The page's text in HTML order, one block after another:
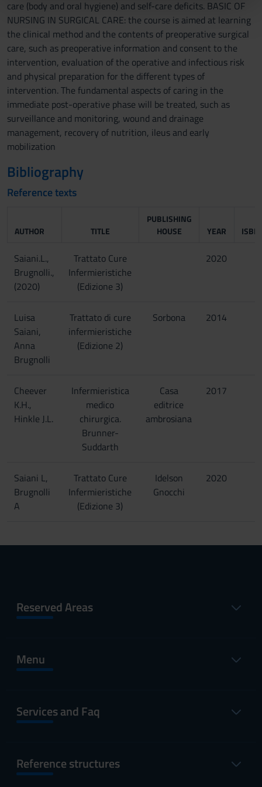
pubblicità e social media, i quali potrebbero combinarle
raccolto dal tuo utilizzo dei loro servizi.
care (body and oral hygiene) and self-care deficits. BASIC OF
NURSING IN SURGICAL CARE: the course is aimed at learning
the clinical method and the contents of preoperative surgical
care, such as preoperative information and consent to the
intervention, evaluation of the operative and infectious risk
and physical preparation for the different types of
intervention. The fundamental aspects of caring in the
immediate post-operative phase will be treated, such as
surveillance and monitoring, wound and drainage
management, recovery of nutrition, ileus and early
mobilization
Bibliography
Reference texts
AUTHOR TITLE
PUBLISHING
HOUSE
YEAR ISBN
Saiani.L.,
Brugnolli.,
(2020)
Trattato Cure
Infermieristiche
(Edizione 3)
2020
Luisa
Saiani,
Anna
Brugnolli
Trattato di cure
infermieristiche
(Edizione 2)
Sorbona 2014
Cheever
K.H.,
Hinkle J.L.
Infermieristica
medico
chirurgica.
Brunner-
Suddarth
Casa
editrice
ambrosiana
2017
Saiani L,
Brugnolli
A
Trattato Cure
Infermieristiche
(Edizione 3)
Idelson
Gnocchi
2020
Reserved Areas
Menu
Services and Faq
Reference structures